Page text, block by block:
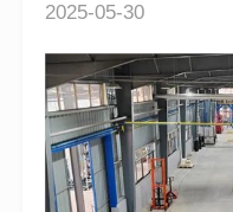
2025-05-30